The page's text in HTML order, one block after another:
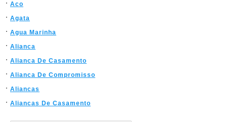
Aco
Agata
Agua Marinha
Alianca
Alianca De Casamento
Alianca De Compromisso
Aliancas
Aliancas De Casamento